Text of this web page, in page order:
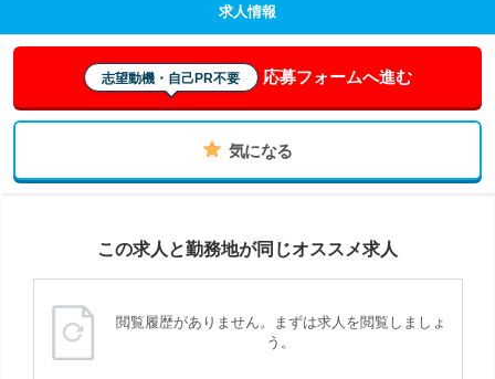
求人情報
志望動機・自己PR不要 応募フォームへ進む
気になる
この求人と勤務地が同じオススメ求人
閲覧履歴がありません。まずは求人を閲覧しましょ
う。